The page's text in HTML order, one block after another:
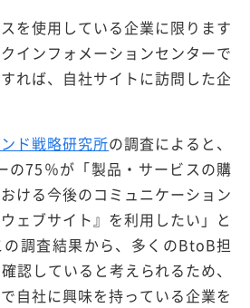
を使用している企業に限ります
インフォメーションセンターで
れば、自社サイトに訪問した企
ド戦略研究所の調査によると、
の75％が「製品・サービスの購
ける今後のコミュニケーション
ェブサイト』を利用したい」と
調査結果から、多くのBtoB担
認していると考えられるため、
自社に興味を持っている企業を